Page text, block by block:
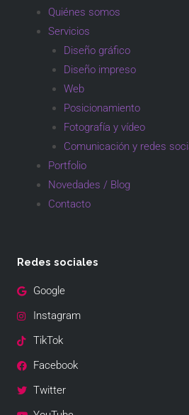
Quiénes somos
Servicios
Diseño gráfico
Diseño impreso
Web
Posicionamiento
Fotografía y vídeo
Comunicación y redes
Portfolio
Novedades / Blog
Contacto
Redes sociales
Google
Instagram
TikTok
Facebook
Twitter